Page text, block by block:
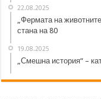
22.08.2025
„Фермата на
стана на 80
19.08.2025
„Смешна история“ –